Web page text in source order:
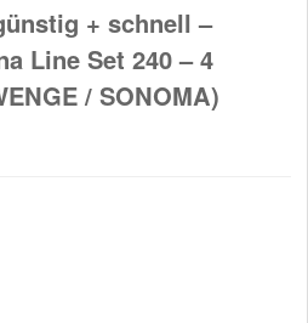
+ schnell –
Line Set 240 – 4
/ SONOMA)